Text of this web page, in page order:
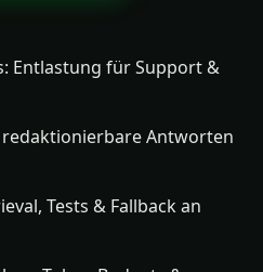
Entlastung für Support &
Antworten
Tests & Fallback an